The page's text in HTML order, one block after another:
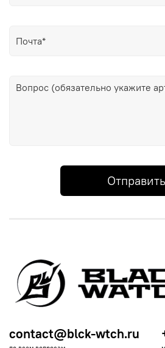
Отправить
contact@blck-wtch.ru